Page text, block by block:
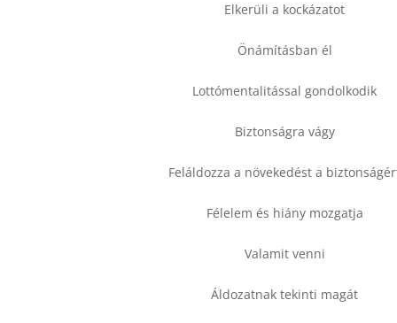
Elkerüli a kockázatot
Önámításban él
Lottómentalitással gondolkodik
Biztonságra vágy
Feláldozza a növekedést a
Félelem és hiány mozgatja
Valamit venni
Áldozatnak tekinti magát